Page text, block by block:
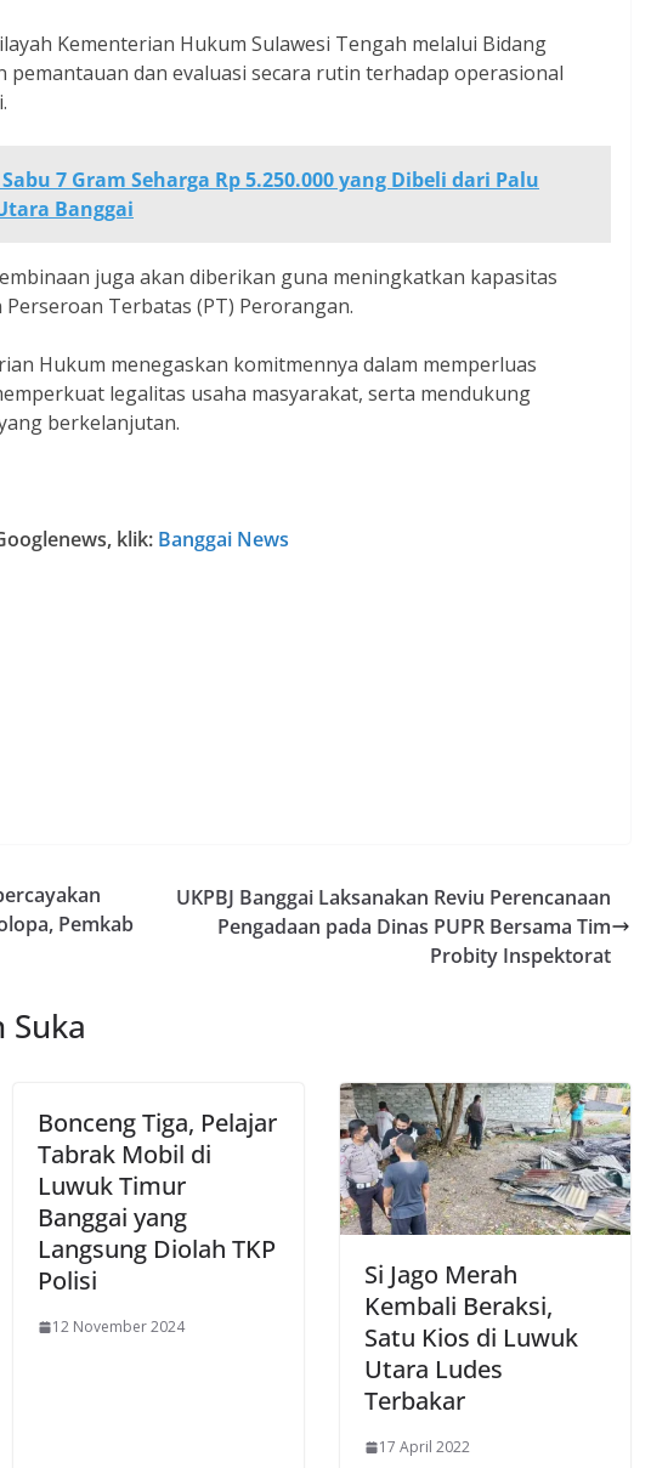
Kementerian Hukum Sulawesi Tengah melalui Bidang
pemantauan dan evaluasi secara rutin terhadap operasional
7 Gram Seharga Rp 5.250.000 yang Dibeli dari Palu
Banggai
juga akan diberikan guna meningkatkan kapasitas
Terbatas (PT) Perorangan.
Hukum menegaskan komitmennya dalam memperluas
legalitas usaha masyarakat, serta mendukung
berkelanjutan.
klik: Banggai News
Pemkab
UKPBJ Banggai Laksanakan Reviu Perencanaan
Pengadaan pada Dinas PUPR Bersama Tim
Probity Inspektorat
Suka
Bonceng Tiga, Pelajar
Tabrak Mobil di
Luwuk Timur
Banggai yang
Langsung Diolah TKP
Polisi
12 November 2024
Si Jago Merah
Kembali Beraksi,
Satu Kios di Luwuk
Utara Ludes
Terbakar
17 April 2022